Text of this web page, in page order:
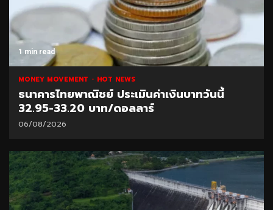
1 min read
MONEY MOVEMENT HOT NEWS
ธนาคารไทยพาณิชย์ ประเมินค่าเงินบาทวันนี้
32.95-33.20 บาท/ดอลลาร์
06/08/2026